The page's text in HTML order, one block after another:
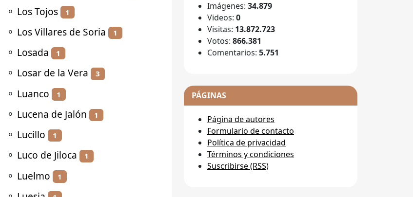
⚬ Los Tojos 1
⚬ Los Villares de Soria 1
⚬ Losada 1
⚬ Losar de la Vera 3
⚬ Luanco 1
⚬ Lucena de Jalón 1
⚬ Lucillo 1
⚬ Luco de Jiloca 1
⚬ Luelmo 1
Imágenes: 34.879
Videos: 0
Visitas: 13.872.723
Votos: 866.381
Comentarios: 5.751
PÁGINAS
Página de autores
Formulario de contacto
Política de privacidad
Términos y condiciones
Suscribirse (RSS)